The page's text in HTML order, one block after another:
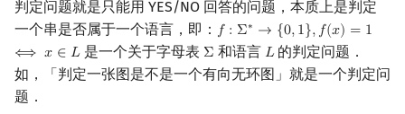
回文树
序列自动机
二次剩余
阶 & 原根
概率论
博弈论
可持久化数据结构
树套树
欧拉图
哈密顿图
DTIME
P
判定问题就是只能用 YES/NO 回答的问题，本质上是判定
一个串是否属于一个语言，即： 𝑓 : Σ∗ → {0,1},𝑓(𝑥) = 1
⟺ 𝑥 ∈ 𝐿
f: Σ ∗→ {0, },f( x)=1⟺ x∈ L
是一个关于字母表 Σ
Σ 和语言 𝐿
L的判定问题．
如，「判定一张图是不是一个有向无环图」就是一个判定问
题．